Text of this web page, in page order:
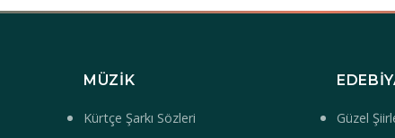
MÜZIK
Kürtçe Şarkı Sözleri Güzel